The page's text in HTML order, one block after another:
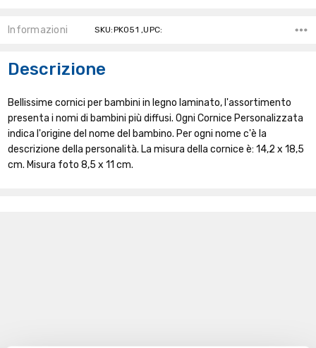
Informazioni SKU:PK051 ,UPC:
Descrizione
Bellissime cornici per bambini in legno laminato, l'assortimento
presenta i nomi di bambini più diffusi. Ogni Cornice Personalizzata
indica l'origine del nome del bambino. Per ogni nome c'è la
descrizione della personalità. La misura della cornice è: 14,2 x 18,5
cm. Misura foto 8,5 x 11 cm.